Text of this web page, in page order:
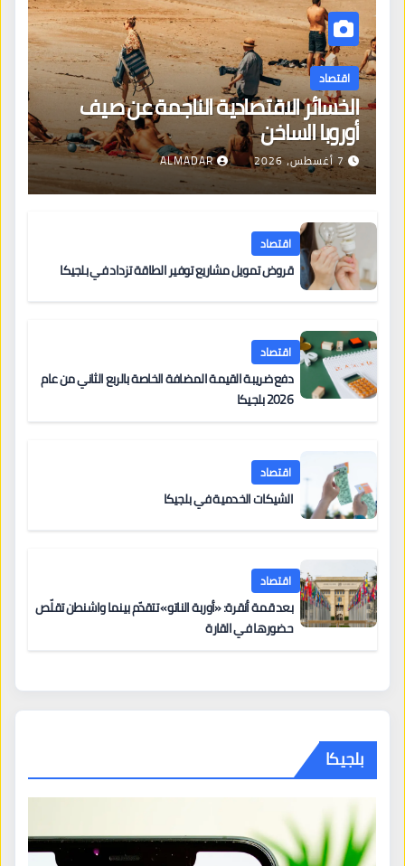
اقتصاد
الخسائر الاقتصادية الناجمة عن صيف
أوروبا الساخن
7 أغسطس، 2026 ALMADAR
اقتصاد
قروض تمويل مشاريع توفير الطاقة تزداد في بلجيكا
اقتصاد
دفع ضريبة القيمة المضافة الخاصة بالربع الثاني من عام
2026 بلجيكا
اقتصاد
الشيكات الخدمية في بلجيكا
اقتصاد
بعد قمة أنقرة: «أوربة الناتو» تتقدّم بينما واشنطن تقلّص
حضورها في القارة
بلجيكا